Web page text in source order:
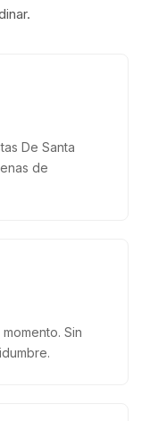
De Santa
de
Sin